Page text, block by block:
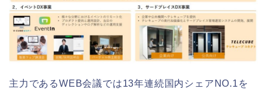
主力であるWEB会議では13年連続国内シェアNO.1を